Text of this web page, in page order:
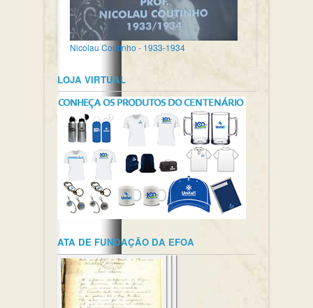
Nicolau Coutinho - 1933-1934
LOJA VIRTUAL
ATA DE FUNDAÇÃO DA EFOA